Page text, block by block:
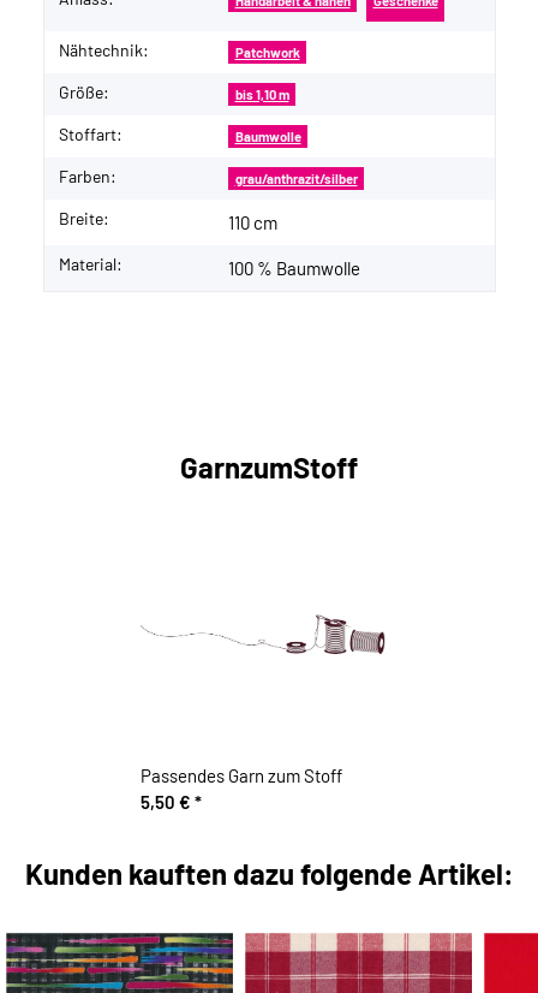
Nähtechnik: Patchwork
Größe: bis 1,10 m
Stoffart: Baumwolle
Farben: grau/anthrazit/silber
Breite: 110 cm
Material: 100 % Baumwolle
GarnzumStoff
Passendes Garn zum Stoff
5,50 € *
Kunden kauften dazu folgende Artikel: